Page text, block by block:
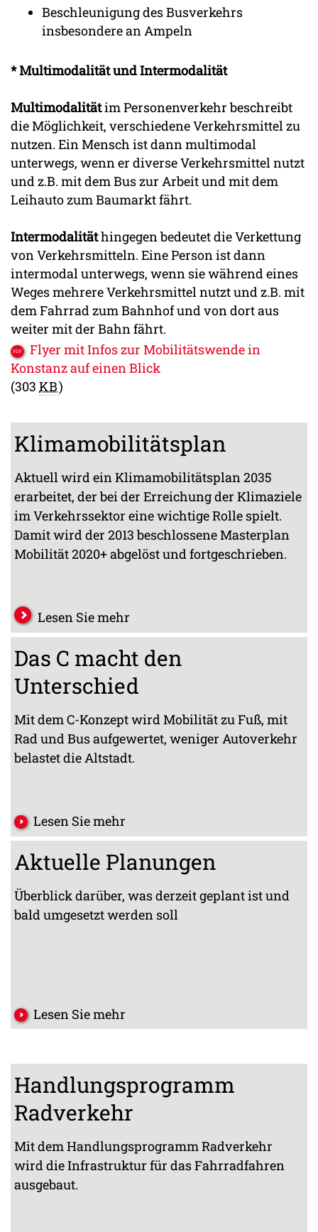
Beschleunigung des Busverkehrs
insbesondere an Ampeln
* Multimodalität und Intermodalität
Multimodalitätim Personenverkehr beschreibt
die Möglichkeit, verschiedene Verkehrsmittel zu
nutzen. Ein Mensch ist dann multimodal
unterwegs, wenn er diverse Verkehrsmittel nutzt
und z.B. mit dem Bus zur Arbeit und mit dem
Leihauto zum Baumarkt fährt.
Intermodalitäthingegen bedeutet die Verkettung
von Verkehrsmitteln. Eine Person ist dann
intermodal unterwegs, wenn sie während eines
Weges mehrere Verkehrsmittel nutzt und z.B. mit
dem Fahrrad zum Bahnhof und von dort aus
weiter mit der Bahn fährt.
Flyer mit Infos zur Mobilitätswende in
Konstanz auf einen Blick
(303 KB)
Klimamobilitätsplan
Aktuell wird ein Klimamobilitätsplan 2035
erarbeitet, der bei der Erreichung der Klimaziele
im Verkehrssektor eine wichtige Rolle spielt.
Damit wird der 2013 beschlossene Masterplan
Mobilität 2020+ abgelöst und fortgeschrieben.
Lesen Sie mehr
Das C macht den
Unterschied
Mit dem C-Konzept wird Mobilität zu Fuß, mit
Rad und Bus aufgewertet, weniger Autoverkehr
belastet die Altstadt.
Lesen Sie mehr
Aktuelle Planungen
Überblick darüber, was derzeit geplant ist und
bald umgesetzt werden soll
Lesen Sie mehr
Handlungsprogramm
Radverkehr
Mit dem Handlungsprogramm Radverkehr
wird die Infrastruktur für das Fahrradfahren
ausgebaut.